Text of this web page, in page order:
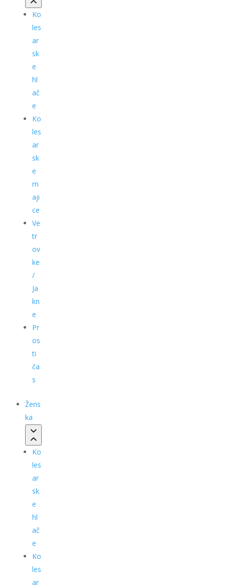
Ko
les
ar
sk
e
hl
ač
e
Ko
les
ar
sk
e
m
aji
ce
Ve
tr
ov
ke
/
Ja
kn
e
Pr
os
ti
ča
s
Žens
ka
Ko
les
ar
sk
e
hl
ač
e
Ko
les
ar